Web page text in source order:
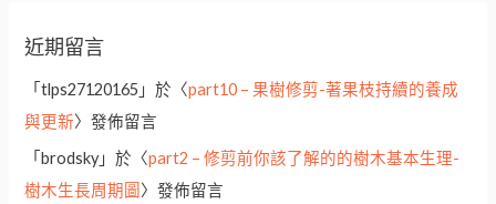
近期留言
「tlps27120165 」於〈part10 – 果樹修剪-著果枝持續的養成
與更新〉發佈留言
「brodsky」於〈part2 – 修剪前你該了解的的樹木基本生理-
樹木生長周期圖 〉發佈留言